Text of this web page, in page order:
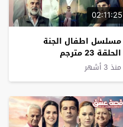
02:11:25
مسلسل اطفال الجنة
الحلقة 23 مترجم
منذ 3 أشهر